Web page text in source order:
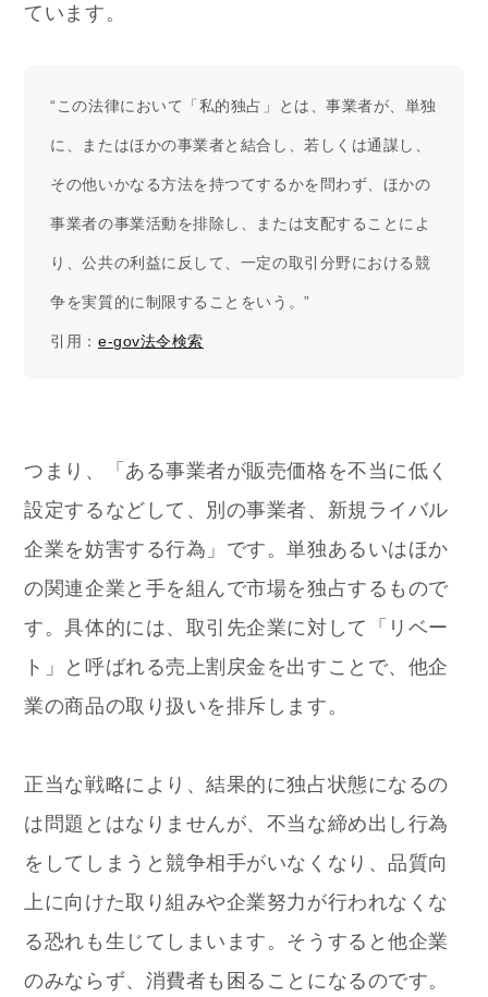
ています。
“この法律において「私的独占」とは、事業者が、単独
に、またはほかの事業者と結合し、若しくは通謀し、
その他いかなる方法を持つてするかを問わず、ほかの
事業者の事業活動を排除し、または支配することによ
り、公共の利益に反して、一定の取引分野における競
争を実質的に制限することをいう。”
引用：e-gov法令検索
つまり、「ある事業者が販売価格を不当に低く
設定するなどして、別の事業者、新規ライバル
企業を妨害する行為」です。単独あるいはほか
の関連企業と手を組んで市場を独占するもので
す。具体的には、取引先企業に対して「リベー
ト」と呼ばれる売上割戻金を出すことで、他企
業の商品の取り扱いを排斥します。
正当な戦略により、結果的に独占状態になるの
は問題とはなりませんが、不当な締め出し行為
をしてしまうと競争相手がいなくなり、品質向
上に向けた取り組みや企業努力が行われなくな
る恐れも生じてしまいます。そうすると他企業
のみならず、消費者も困ることになるのです。